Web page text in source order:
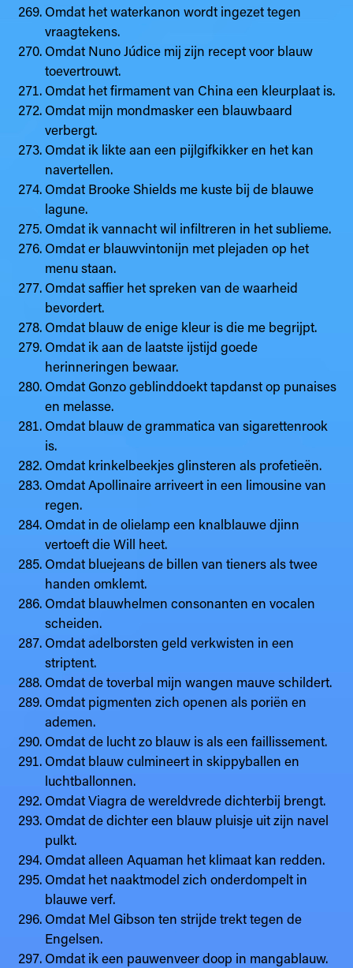
Omdat het waterkanon wordt ingezet tegen
vraagtekens.
Omdat Nuno Júdice mij zijn recept voor blauw
toevertrouwt.
Omdat het firmament van China een kleurplaat is.
Omdat mijn mondmasker een blauwbaard
verbergt.
Omdat ik likte aan een pijlgifkikker en het kan
navertellen.
Omdat Brooke Shields me kuste bij de blauwe
lagune.
Omdat ik vannacht wil infiltreren in het sublieme.
Omdat er blauwvintonijn met plejaden op het
menu staan.
Omdat saffier het spreken van de waarheid
bevordert.
Omdat blauw de enige kleur is die me begrijpt.
Omdat ik aan de laatste ijstijd goede
herinneringen bewaar.
Omdat Gonzo geblinddoekt tapdanst op punaises
en melasse.
Omdat blauw de grammatica van sigarettenrook
is.
Omdat krinkelbeekjes glinsteren als profetieën.
Omdat Apollinaire arriveert in een limousine van
regen.
Omdat in de olielamp een knalblauwe djinn
vertoeft die Will heet.
Omdat bluejeans de billen van tieners als twee
handen omklemt.
Omdat blauwhelmen consonanten en vocalen
scheiden.
Omdat adelborsten geld verkwisten in een
striptent.
Omdat de toverbal mijn wangen mauve schildert.
Omdat pigmenten zich openen als poriën en
ademen.
Omdat de lucht zo blauw is als een faillissement.
Omdat blauw culmineert in skippyballen en
luchtballonnen.
Omdat Viagra de wereldvrede dichterbij brengt.
Omdat de dichter een blauw pluisje uit zijn navel
pulkt.
Omdat alleen Aquaman het klimaat kan redden.
Omdat het naaktmodel zich onderdompelt in
blauwe verf.
Omdat Mel Gibson ten strijde trekt tegen de
Engelsen.
Omdat ik een pauwenveer doop in mangablauw.